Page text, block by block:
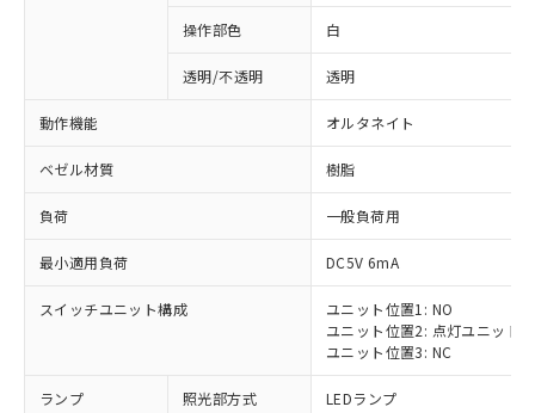
操作部色 白
透明/不透明 透明
動作機能 オルタネイト
ベゼル材質 樹脂
負荷 一般負荷用
最小適用負荷 DC5V 6mA
スイッチユニット構成
ユニット位置1: NO
ユニット位置2: 点灯ユニット
ユニット位置3: NC
ランプ 照光部方式 LEDランプ